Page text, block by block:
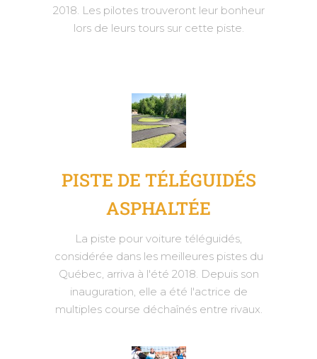
2018. Les pilotes trouveront leur bonheur
lors de leurs tours sur cette piste.
PISTE DE TÉLÉGUIDÉS
ASPHALTÉE
La piste pour voiture téléguidés,
considérée dans les meilleures pistes du
Québec, arriva à l'été 2018. Depuis son
inauguration, elle a été l'actrice de
multiples course déchaînés entre rivaux.